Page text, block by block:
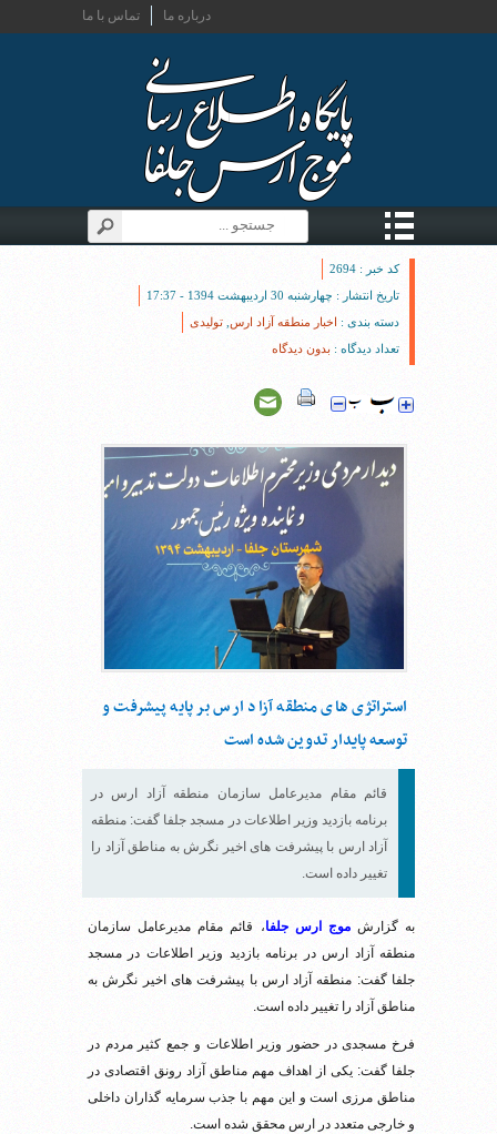
تماس با ما درباره ما
کد خبر : 2694
تاریخ انتشار : چهارشنبه 30 اردیبهشت 1394 - 17:37
دسته بندی : اخبار منطقه آزاد ارس تولیدی
تعداد دیدگاه : بدون دیدگاه
استراتژی های منطقه آزاد ارس بر پایه پیشرفت و
توسعه پایدار تدوین شده است
قائم مقام مدیرعامل سازمان منطقه آزاد ارس در
برنامه بازدید وزیر اطلاعات در مسجد جلفا گفت: منطقه
آزاد ارس با پیشرفت های اخیر نگرش به مناطق آزاد را
تغییر داده است.
به گزارشموج ارس جلفا، قائم مقام مدیرعامل سازمان
منطقه آزاد ارس در برنامه بازدید وزیر اطلاعات در مسجد
جلفا گفت: منطقه آزاد ارس با پیشرفت های اخیر نگرش به
مناطق آزاد را تغییر داده است.
فرخ مسجدی در حضور وزیر اطلاعات و جمع کثیر مردم در
جلفا گفت: یکی از اهداف مهم مناطق آزاد رونق اقتصادی در
مناطق مرزی است و این مهم با جذب سرمایه گذاران داخلی
و خارجی متعدد در ارس محقق شده است.